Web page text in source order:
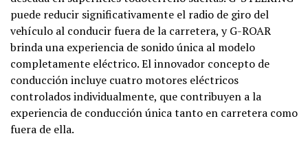
puede reducir significativamente el radio de giro del
vehículo al conducir fuera de la carretera, y G-ROAR
brinda una experiencia de sonido única al modelo
completamente eléctrico. El innovador concepto de
conducción incluye cuatro motores eléctricos
controlados individualmente, que contribuyen a la
experiencia de conducción única tanto en carretera como
fuera de ella.